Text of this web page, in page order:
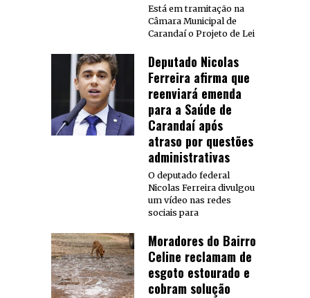
Está em tramitação na
Câmara Municipal de
Carandaí o Projeto de Lei
Deputado Nicolas
Ferreira afirma que
reenviará emenda
para a Saúde de
Carandaí após
atraso por questões
administrativas
O deputado federal
Nicolas Ferreira divulgou
um vídeo nas redes
sociais para
Moradores do Bairro
Celine reclamam de
esgoto estourado e
cobram solução